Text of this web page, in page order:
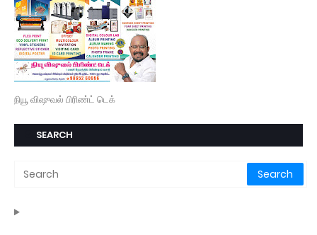
நியூ விஷுவல் பிரிண்ட் டெக்
SEARCH